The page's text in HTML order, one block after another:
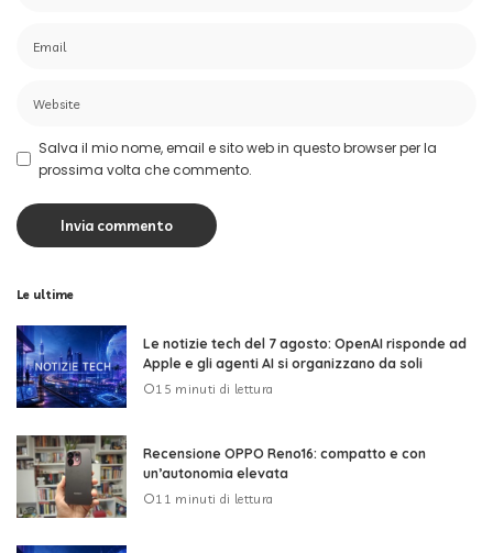
Salva il mio nome, email e sito web in questo browser per la
prossima volta che commento.
Le ultime
Le notizie tech del 7 agosto: OpenAI risponde ad
Apple e gli agenti AI si organizzano da soli
15 minuti di lettura
Recensione OPPO Reno16: compatto e con
un’autonomia elevata
11 minuti di lettura